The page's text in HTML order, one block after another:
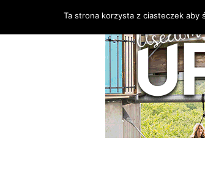
Ta strona korzysta z ciasteczek aby